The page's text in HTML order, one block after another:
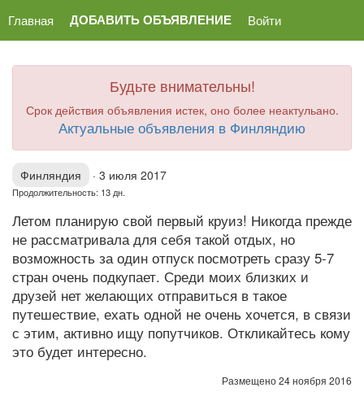
Главная ДОБАВИТЬ ОБЪЯВЛЕНИЕ Войти
Будьте внимательны!
Срок действия объявления истек, оно более неактульано.
Актуальные объявления в Финляндию
Финляндия · 3 июля 2017
Продолжительность: 13 дн.
Летом планирую свой первый круиз! Никогда прежде
не рассматривала для себя такой отдых, но
возможность за один отпуск посмотреть сразу 5-7
стран очень подкупает. Среди моих близких и
друзей нет желающих отправиться в такое
путешествие, ехать одной не очень хочется, в связи
с этим, активно ищу попутчиков. Откликайтесь кому
это будет интересно.
Размещено 24 ноября 2016